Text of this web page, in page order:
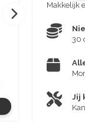
Game
De
iedere gamer
Makkelijk
30
Jij